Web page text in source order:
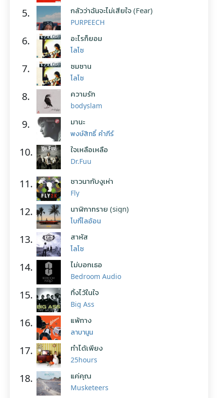
5. กลัวว่าฉันจะไม่เสียใจ (Fear)
PURPEECH
6. อะไรก็ยอม
โลโซ
7. ซมซาน
โลโซ
8. ความรัก
bodyslam
9. มานะ
พงษ์สิทธิ์ คำภีร์
10. ใจเหลือเหลือ
Dr.Fuu
11. ชาวนากับงูเห่า
Fly
12. นาฬิกาทราย (sign)
โบกี้ไลอ้อน
13. สาหัส
โลโซ
14. ไม่บอกเธอ
Bedroom Audio
15. ทิ้งไว้ในใจ
Big Ass
16. แพ้ทาง
ลาบานูน
17. ทำได้เพียง
25hours
18. แค่คุณ
Musketeers